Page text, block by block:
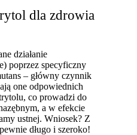
dla zdrowia
działanie
poprzez specyficzny
– główny czynnik
one odpowiednich
co prowadzi do
a w efekcie
ustnej. Wniosek? Z
długo i szeroko!